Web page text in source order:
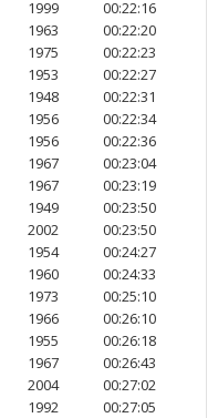
1999
00:22:16
1963
00:22:20
1975
00:22:23
1953
00:22:27
1948
00:22:31
1956
00:22:34
1956
00:22:36
1967
00:23:04
1967
00:23:19
1949
00:23:50
2002
00:23:50
1954
00:24:27
1960
00:24:33
1973
00:25:10
1966
00:26:10
1955
00:26:18
1967
00:26:43
2004
00:27:02
1992
00:27:05